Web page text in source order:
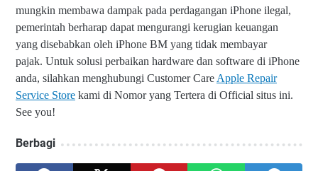
mungkin membawa dampak pada perdagangan iPhone ilegal,
pemerintah berharap dapat mengurangi kerugian keuangan
yang disebabkan oleh iPhone BM yang tidak membayar
pajak. Untuk solusi perbaikan hardware dan software di iPhone
anda, silahkan menghubungi Customer Care Apple Repair
Service Store kami di Nomor yang Tertera di Official situs ini.
See you!
Berbagi